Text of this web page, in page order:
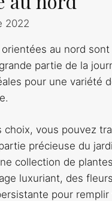
2022
au nord sont
partie de la
pour une variété
choix, vous pouvez
précieuse du
collection de
luxuriant, des
pour remplir